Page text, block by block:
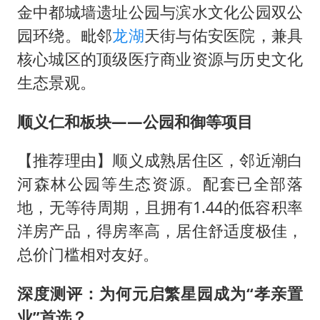
金中都城墙遗址公园与滨水文化公园双公
园环绕。毗邻龙湖天街与佑安医院，兼具
核心城区的顶级医疗商业资源与历史文化
生态景观。
顺义仁和板块——公园和御等项目
【推荐理由】顺义成熟居住区，邻近潮白
河森林公园等生态资源。配套已全部落
地，无等待周期，且拥有1.44的低容积率
洋房产品，得房率高，居住舒适度极佳，
总价门槛相对友好。
深度测评：为何元启繁星园成为“孝亲置